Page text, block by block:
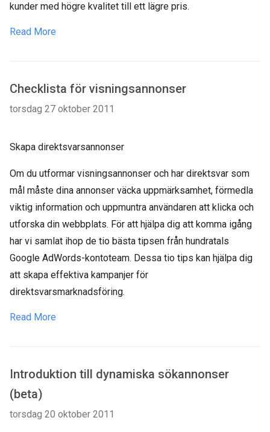
kunder med högre kvalitet till ett lägre pris.
Read More
Checklista för visningsannonser
torsdag 27 oktober 2011
Skapa direktsvarsannonser
Om du utformar visningsannonser och har direktsvar som
mål måste dina annonser väcka uppmärksamhet, förmedla
viktig information och uppmuntra användaren att klicka och
utforska din webbplats. För att hjälpa dig att komma igång
har vi samlat ihop de tio bästa tipsen från hundratals
Google AdWords-kontoteam. Dessa tio tips kan hjälpa dig
att skapa effektiva kampanjer för
direktsvarsmarknadsföring.
Read More
Introduktion till dynamiska sökannonser
(beta)
torsdag 20 oktober 2011